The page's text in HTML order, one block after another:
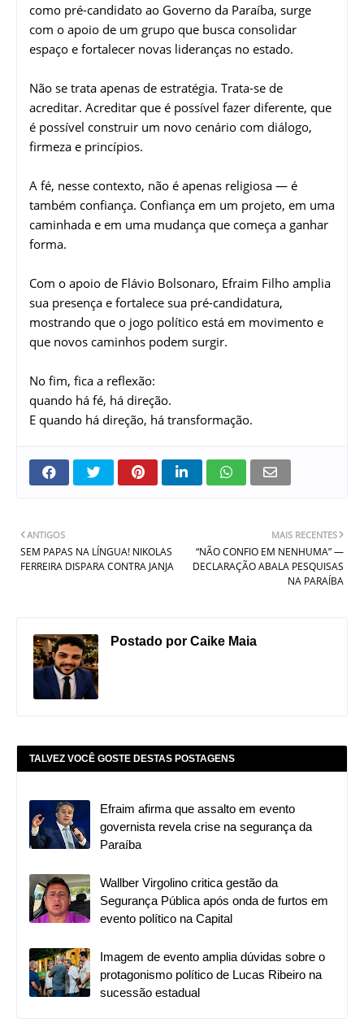
como pré-candidato ao Governo da Paraíba, surge
com o apoio de um grupo que busca consolidar
espaço e fortalecer novas lideranças no estado.
Não se trata apenas de estratégia. Trata-se de
acreditar. Acreditar que é possível fazer diferente, que
é possível construir um novo cenário com diálogo,
firmeza e princípios.
A fé, nesse contexto, não é apenas religiosa — é
também confiança. Confiança em um projeto, em uma
caminhada e em uma mudança que começa a ganhar
forma.
Com o apoio de Flávio Bolsonaro, Efraim Filho amplia
sua presença e fortalece sua pré-candidatura,
mostrando que o jogo político está em movimento e
que novos caminhos podem surgir.
No fim, fica a reflexão:
quando há fé, há direção.
E quando há direção, há transformação.
MAIS RECENTES
“NÃO CONFIO EM NENHUMA” —
DECLARAÇÃO ABALA PESQUISAS
NA PARAÍBA
ANTIGOS
SEM PAPAS NA LÍNGUA! NIKOLAS
FERREIRA DISPARA CONTRA JANJA
Postado por Caike Maia
TALVEZ VOCÊ GOSTE DESTAS POSTAGENS
Efraim afirma que assalto em evento
governista revela crise na segurança da
Paraíba
Wallber Virgolino critica gestão da
Segurança Pública após onda de furtos em
evento político na Capital
Imagem de evento amplia dúvidas sobre o
protagonismo político de Lucas Ribeiro na
sucessão estadual